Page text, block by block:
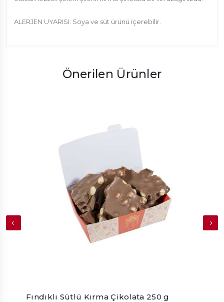
ALERJEN UYARISI: Soya ve süt ürünü içerebilir.
Önerilen Ürünler
Fındıklı Sütlü Kırma Çikolata 250 g